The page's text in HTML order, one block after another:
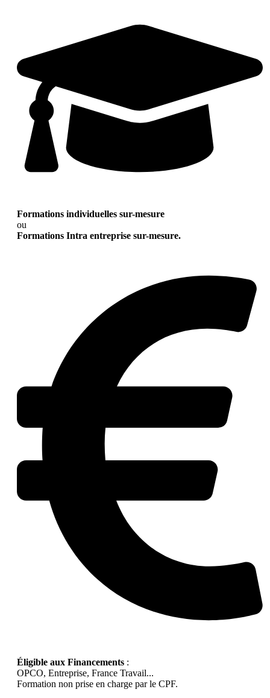
Formations individuelles sur-mesure
ou
Formations Intra entreprise sur-mesure.
Éligible aux Financements :
OPCO, Entreprise, France Travail...
Formation non prise en charge par le CPF.